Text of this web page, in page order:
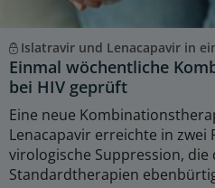
Islatravir und Lenacapavir in
Einmal wöchentliche
bei HIV geprüft
Eine neue
Lenacapavir erreichte in zwei
virologische Suppression, die
Standardtherapien